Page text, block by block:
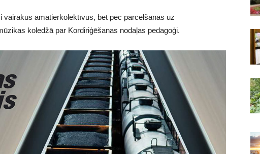
vairākus amatierkolektīvus, bet pēc pārcelšanās uz
koledžā par Kordiriģēšanas nodaļas pedagoģi.